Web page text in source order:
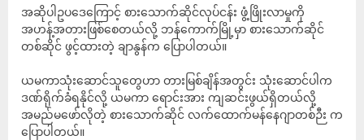
အဆိုပါဥပဒေကြောင့် စားသောက်ဆိုင်လုပ်ငန်း ဖွံ့ဖြိုးလာမှုကို
အဟန့်အတားဖြစ်စေတယ်လို့ ဘန်ကောက်မြို့မှာ စားသောက်ဆိုင်
တစ်ဆိုင် ဖွင့်ထားတဲ့ ချာနွန်က ပြောပါတယ်။
ယမကာသုံးဆောင်သူတွေဟာ တားမြစ်ချိန်အတွင်း သုံးဆောင်ပါက
ဒဏ်ရိုက်ခံရနိုင်လို့ ယမကာ ရောင်းအား ကျဆင်းဖွယ်ရှိတယ်လို့
အမည်မဖော်လိုတဲ့ စားသောက်ဆိုင် လက်ထောက်မန်နေဂျာတစ်ဉီး က
ပြောပါတယ်။